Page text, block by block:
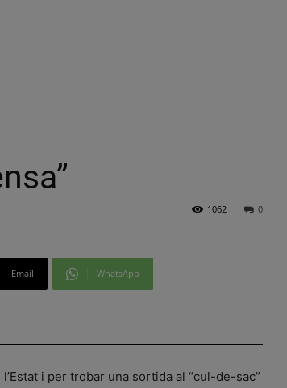
0
1062
Email WhatsApp
i per trobar una sortida al “cul-de-sac”